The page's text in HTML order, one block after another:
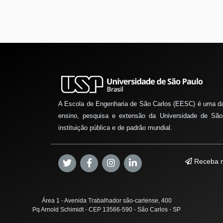
A Escola de Engenharia de São Carlos (EESC) é uma
ensino, pesquisa e extensão da Universidade de
instituição pública e de padrão mundial.
Receba
Área 1 - Avenida Trabalhador são-carlense, 400
Pq Arnold Schimidt - CEP 13566-590 - São Carlos - SP